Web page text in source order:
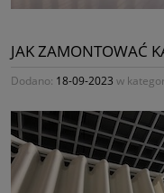
JAK ZAMONTOWAĆ
Dodano: 18-09-2023 w